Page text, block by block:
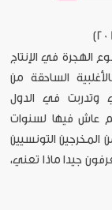
الهجرة في الإنتاج
الساحقة من
وتدربت في الدول
عاش فيها لسنوات
المخرجين التونسيين
جيدا ماذا تعني،